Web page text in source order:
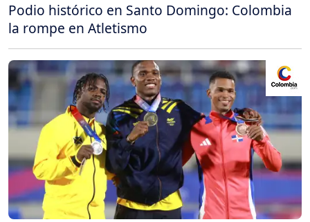
Podio histórico en Santo Domingo: Colombia
la rompe en Atletismo